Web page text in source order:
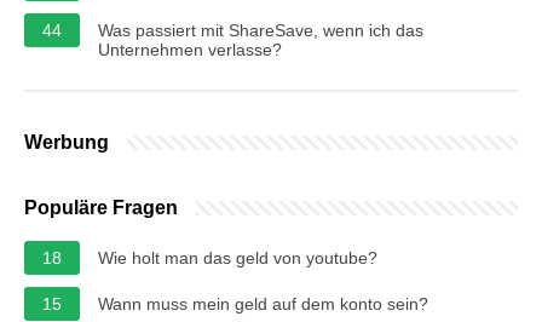
44
Was passiert mit ShareSave, wenn ich das
Unternehmen verlasse?
Werbung
Populäre Fragen
18 Wie holt man das geld von youtube?
15 Wann muss mein geld auf dem konto sein?